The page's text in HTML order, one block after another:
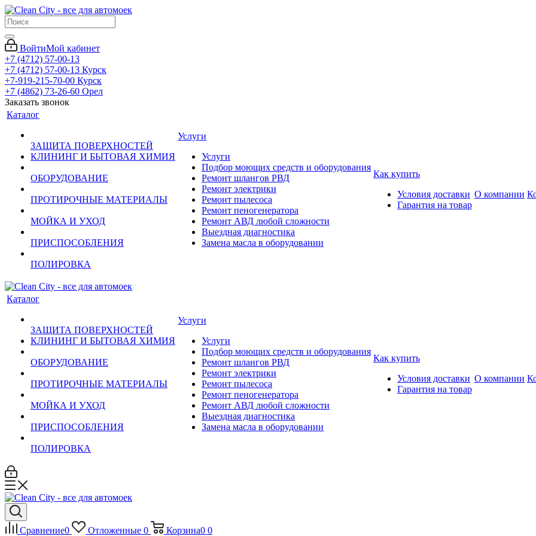
ВойтиМой кабинет
+7 (4712) 57-00-13
+7 (4712) 57-00-13 Курск
+7-919-215-70-00 Курск
+7 (4862) 73-26-60 Орел
Заказать звонок
Каталог
ЗАЩИТА ПОВЕРХНОСТЕЙ
КЛИНИНГ И БЫТОВАЯ ХИМИЯ
ОБОРУДОВАНИЕ
ПРОТИРОЧНЫЕ МАТЕРИАЛЫ
МОЙКА И УХОД
ПРИСПОСОБЛЕНИЯ
ПОЛИРОВКА
Услуги
Услуги
Подбор моющих средств и оборудования
Ремонт шлангов РВД
Ремонт электрики
Ремонт пылесоса
Ремонт пеногенератора
Ремонт АВД любой сложности
Выездная диагностика
Замена масла в оборудовании
Как купить
Условия доставки
Гарантия на товар
О компании
Каталог
ЗАЩИТА ПОВЕРХНОСТЕЙ
КЛИНИНГ И БЫТОВАЯ ХИМИЯ
ОБОРУДОВАНИЕ
ПРОТИРОЧНЫЕ МАТЕРИАЛЫ
МОЙКА И УХОД
ПРИСПОСОБЛЕНИЯ
ПОЛИРОВКА
Услуги
Услуги
Подбор моющих средств и оборудования
Ремонт шлангов РВД
Ремонт электрики
Ремонт пылесоса
Ремонт пеногенератора
Ремонт АВД любой сложности
Выездная диагностика
Замена масла в оборудовании
Как купить
Условия доставки
Гарантия на товар
О компании
Сравнение0 Отложенные 0 Корзина0 0